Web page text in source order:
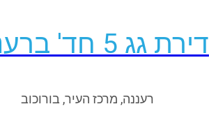
דירת גג 5 חד' ברעננה
רעננה, מרכז העיר, בורוכוב